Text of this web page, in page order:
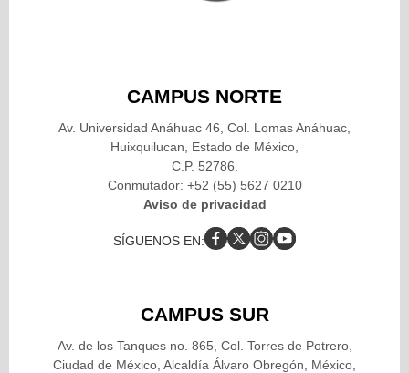
CAMPUS NORTE
Av. Universidad Anáhuac 46, Col. Lomas Anáhuac,
Huixquilucan, Estado de México,
C.P. 52786.
Conmutador: +52 (55) 5627 0210
Aviso de privacidad
SÍGUENOS EN:
CAMPUS SUR
Av. de los Tanques no. 865, Col. Torres de Potrero,
Ciudad de México, Alcaldía Álvaro Obregón, México,